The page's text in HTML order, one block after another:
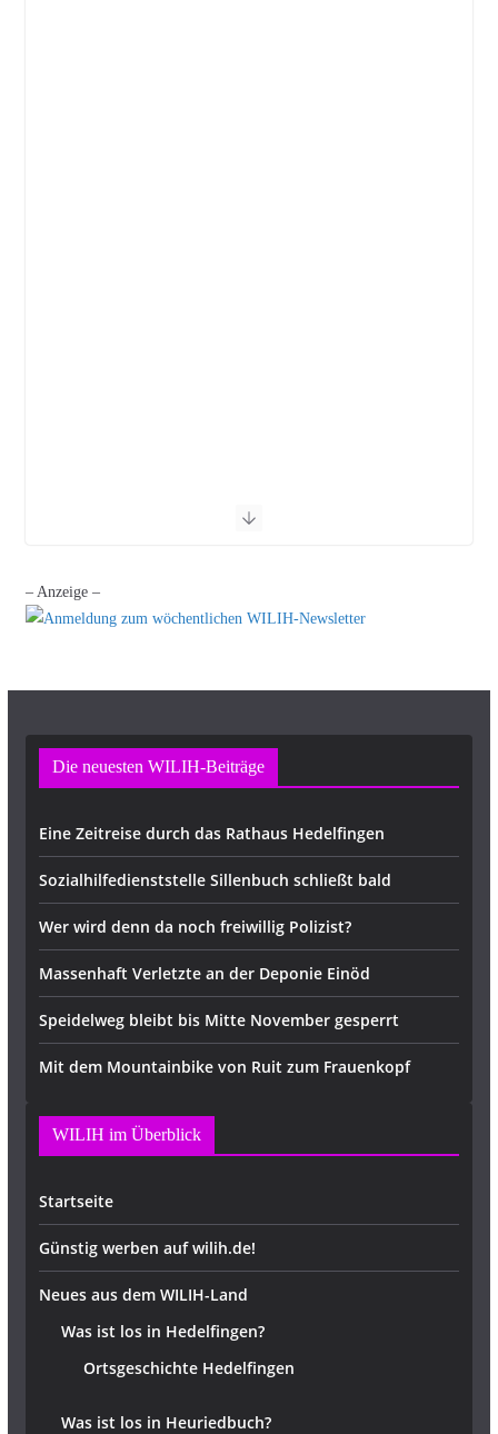
– Anzeige –
Die neuesten WILIH-Beiträge
Eine Zeitreise durch das Rathaus Hedelfingen
Sozialhilfedienststelle Sillenbuch schließt bald
Wer wird denn da noch freiwillig Polizist?
Massenhaft Verletzte an der Deponie Einöd
Speidelweg bleibt bis Mitte November gesperrt
Mit dem Mountainbike von Ruit zum Frauenkopf
WILIH im Überblick
Startseite
Günstig werben auf wilih.de!
Neues aus dem WILIH-Land
Was ist los in Hedelfingen?
Ortsgeschichte Hedelfingen
Was ist los in Heuriedbuch?